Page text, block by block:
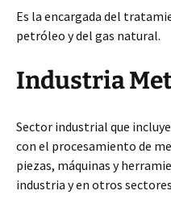
Es la encargada del
petróleo y del gas natural.
Industria
Sector industrial que
con el procesamiento de
piezas, máquinas y
industria y en otros